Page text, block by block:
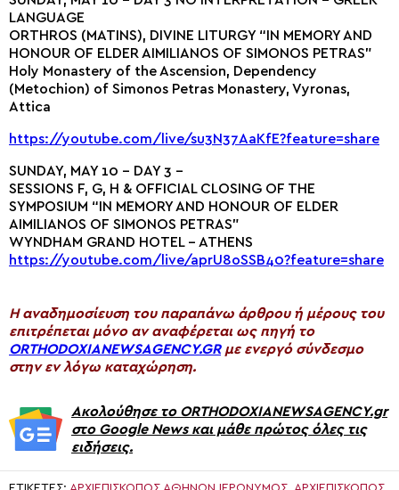
LANGUAGE
ORTHROS (MATINS), DIVINE LITURGY “IN MEMORY AND
HONOUR OF ELDER AIMILIANOS OF SIMONOS PETRAS”
Holy Monastery of the Ascension, Dependency
(Metochion) of Simonos Petras Monastery, Vyronas,
Attica
https://youtube.com/live/su3N37AaKfE?feature=share
SUNDAY, MAY 10 – DAY 3 –
SESSIONS F, G, H & OFFICIAL CLOSING OF THE
SYMPOSIUM “IN MEMORY AND HONOUR OF ELDER
AIMILIANOS OF SIMONOS PETRAS”
WYNDHAM GRAND HOTEL – ATHENS
https://youtube.com/live/aprU8oSSB40?feature=share
H αναδημοσίευση του παραπάνω άρθρου ή μέρους του
επιτρέπεται μόνο αν αναφέρεται ως πηγή το
ORTHODOXIANEWSAGENCY.GRμε ενεργό σύνδεσμο
στην εν λόγω καταχώρηση.
Ακολούθησε το ORTHODOXIANEWSAGENCY.gr
στο Google News και μάθε πρώτος όλες τις
ειδήσεις.